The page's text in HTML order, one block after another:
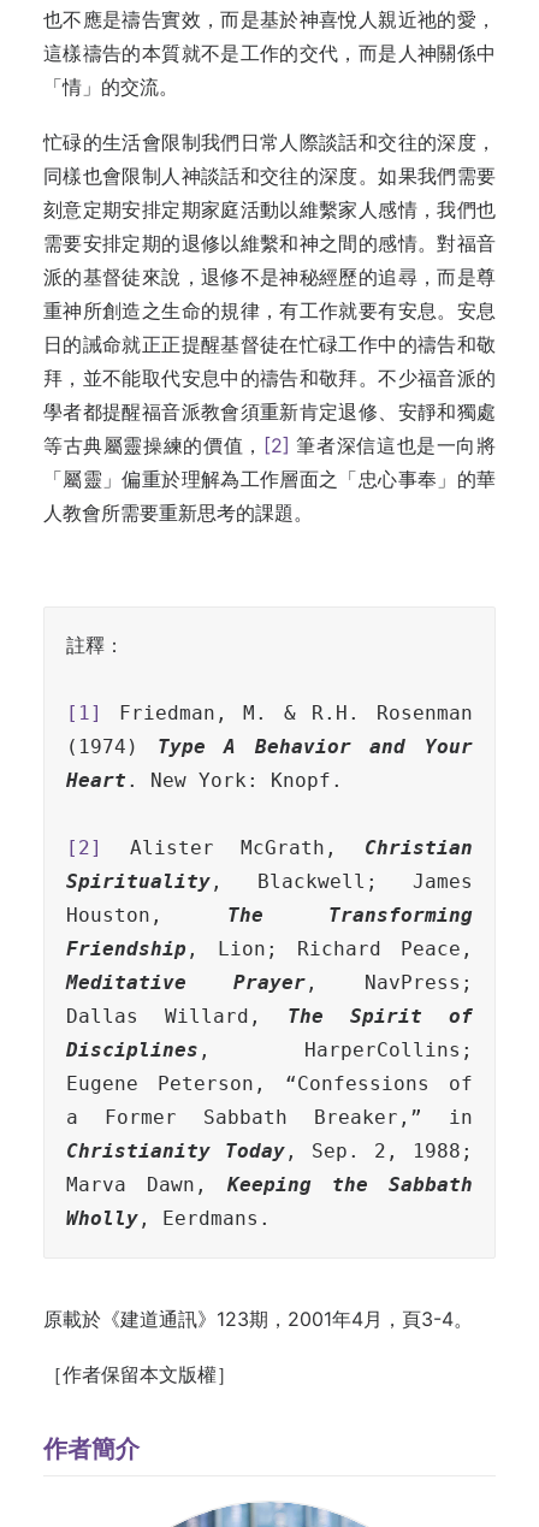
也不應是禱告實效，而是基於神喜悅人親近祂的愛，
這樣禱告的本質就不是工作的交代，而是人神關係中
「情」的交流。
忙碌的生活會限制我們日常人際談話和交往的深度，
同樣也會限制人神談話和交往的深度。如果我們需要
刻意定期安排定期家庭活動以維繫家人感情，我們也
需要安排定期的退修以維繫和神之間的感情。對福音
派的基督徒來說，退修不是神秘經歷的追尋，而是尊
重神所創造之生命的規律，有工作就要有安息。安息
日的誡命就正正提醒基督徒在忙碌工作中的禱告和敬
拜，並不能取代安息中的禱告和敬拜。不少福音派的
學者都提醒福音派教會須重新肯定退修、安靜和獨處
等古典屬靈操練的價值， [2] 筆者深信這也是一向將
「屬靈」偏重於理解為工作層面之「忠心事奉」的華
人教會所需要重新思考的課題。
註釋：
[1]
Friedman, M. & R.H. Rosenman
(1974) Type A Behavior and Your
Heart . New York: Knopf.
[2] Alister McGrath, Christian
Spirituality , Blackwell; James
Houston, The Transforming
Friendship
Meditative Prayer , NavPress;
Dallas Willard, The Spirit of
Disciplines , HarperCollins;
Eugene Peterson, “Confessions of
Christianity Today , Sep. 2, 1988;
Marva Dawn, Keeping the Sabbath
Wholly , Eerdmans.
原載於《建道通訊》123期，2001年4月，頁3-4。
［作者保留本文版權］
作者簡介